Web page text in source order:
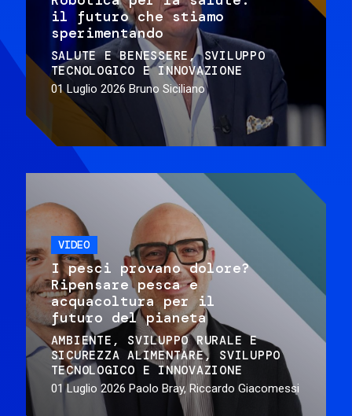
il futuro che stiamo
sperimentando
SALUTE E BENESSERE
SVILUPPO
TECNOLOGICO E INNOVAZIONE
01 Luglio 2026 Bruno Siciliano
VIDEO
I pesci provano dolore?
Ripensare pesca e
acquacoltura per il
futuro del pianeta
AMBIENTE
SVILUPPO RURALE E
SICUREZZA ALIMENTARE
SVILUPPO
TECNOLOGICO E INNOVAZIONE
01 Luglio 2026 Paolo Bray, Riccardo Giacomessi